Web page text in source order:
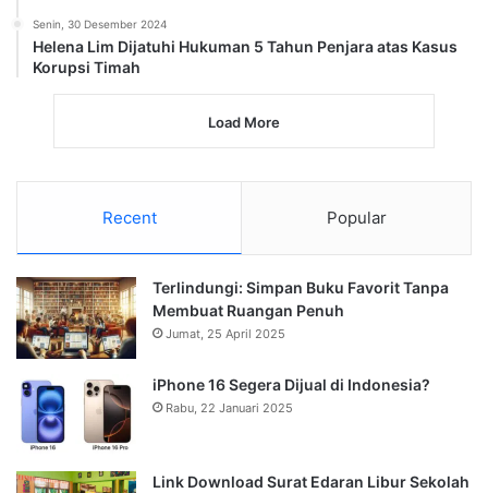
Senin, 30 Desember 2024
Helena Lim Dijatuhi Hukuman 5 Tahun Penjara atas Kasus
Korupsi Timah
Load More
Recent Popular
Terlindungi: Simpan Buku Favorit Tanpa
Membuat Ruangan Penuh
Jumat, 25 April 2025
iPhone 16 Segera Dijual di Indonesia?
Rabu, 22 Januari 2025
Link Download Surat Edaran Libur Sekolah